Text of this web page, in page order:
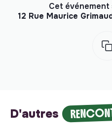
Cet événement
12 Rue Maurice
D'autres